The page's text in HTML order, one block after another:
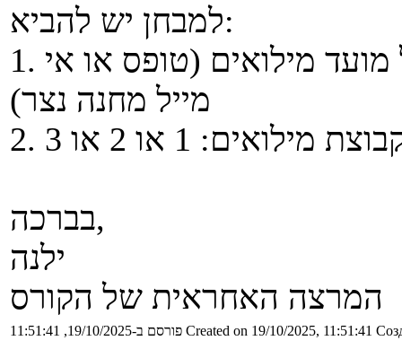
למבחן יש להביא:
1. אישור מודפס של לימודי הסמכה על מועד מילואים (טופס או אי
מייל מחנה נצר)
1 או 2 או 3
בברכה,
ילנה
המרצה האחראית של הקורס
פורסם ב-19/10/2025, 11:51:41 Created on 19/10/2025, 11:51:41